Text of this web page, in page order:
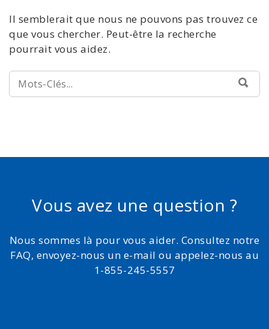
Il semblerait que nous ne pouvons pas trouvez ce
que vous chercher. Peut-être la recherche
pourrait vous aidez.
RECHERCHE:
Vous avez une question ?
Nous sommes là pour vous aider. Consultez notre
FAQ, envoyez-nous un e-mail ou appelez-nous au
1-855-245-5557